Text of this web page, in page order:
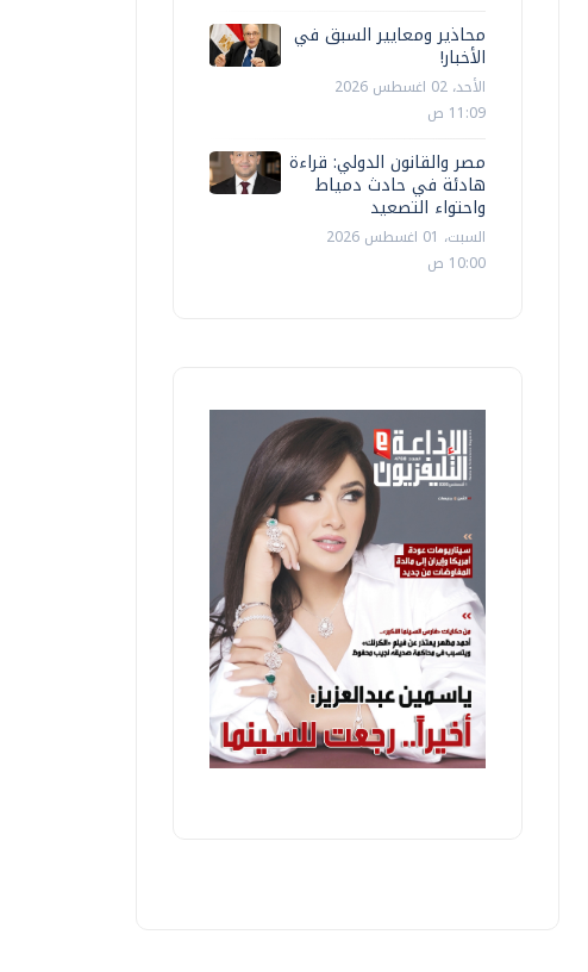
محاذير ومعايير السبق في
الأخبار!
الأحد، 02 اغسطس 2026
11:09 ص
مصر والقانون الدولي: قراءة
هادئة في حادث دمياط
واحتواء التصعيد
السبت، 01 اغسطس 2026
10:00 ص